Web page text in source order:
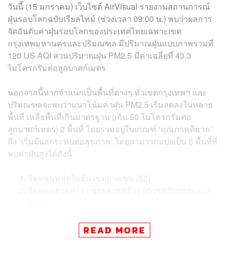
วันนี้ (15 มกราคม) เว็บไซต์ AirVisual รายงานสถานการณ์
ฝุ่นรอบโลกฉบับเรียลไทม์ (ช่วงเวลา 09.00 น.) พบว่าผลการ
จัดอันดับค่าฝุ่นรอบโลกของประเทศไทยเฉพาะเขต
กรุงเทพมหานครและปริมณฑล มีปริมาณฝุ่นแบบภาพรวมที่
120 US AQI ส่วนปริมาณฝุ่น PM2.5 มีค่าเฉลี่ยที่ 43.3
ไมโครกรัมต่อลูกบาศก์เมตร
นอกจากนี้หากจำแนกเป็นพื้นที่ต่างๆ ทั่วเขตกรุงเทพฯ และ
ปริมณฑลจะพบว่าแนวโน้มค่าฝุ่น PM2.5 เริ่มลดลงในหลาย
พื้นที่ เหลือพื้นที่เกินมาตรฐาน (เกิน 50 ไมโครกรัมต่อ
ลูกบาศก์เมตร) 2 พื้นที่ โดยรวมอยู่ในเกณฑ์ ‘คุณภาพดีมาก’
ถึง ‘เริ่มมีผลกระทบต่อสุขภาพ’ โดยสามารถแบ่งเป็น 5 พื้นที่ที่
พบค่าฝุ่นสูงได้ดังนี้
ริมถนนพหลโยธิน เขตบางเขน (52)
ริมถนนพระราม 3-เจริญกรุง เขตบางคอแหลม และ
แขวงคลองเตย เขตคลองเตย (49)
READ MORE